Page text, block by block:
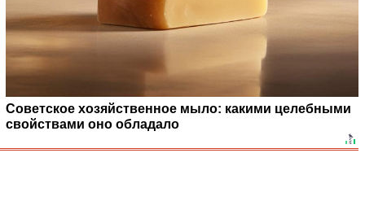
Советское хозяйственное мыло: какими целебными
свойствами оно обладало